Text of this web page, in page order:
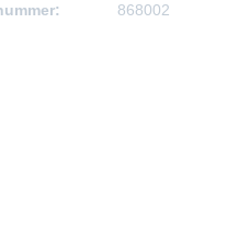
868002